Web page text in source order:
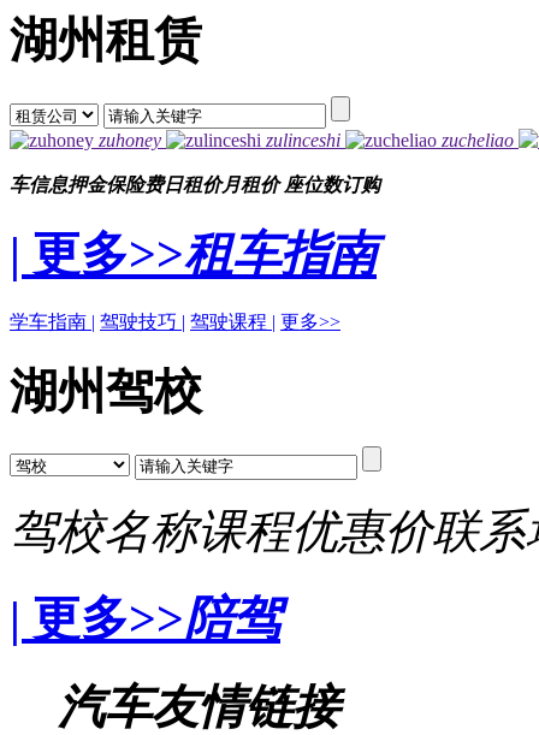
湖州租赁
zuhoney zulinceshi zucheliao
车信息押金保险费日租价月租价 座位数订购
| 更多>>租车指南
学车指南 | 驾驶技巧 | 驾驶课程 | 更多>>
湖州驾校
驾校名称课程优惠价联系
| 更多>>陪驾
汽车友情链接